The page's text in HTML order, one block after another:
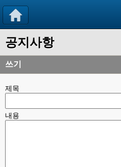
공지사항
쓰기
제목
내용